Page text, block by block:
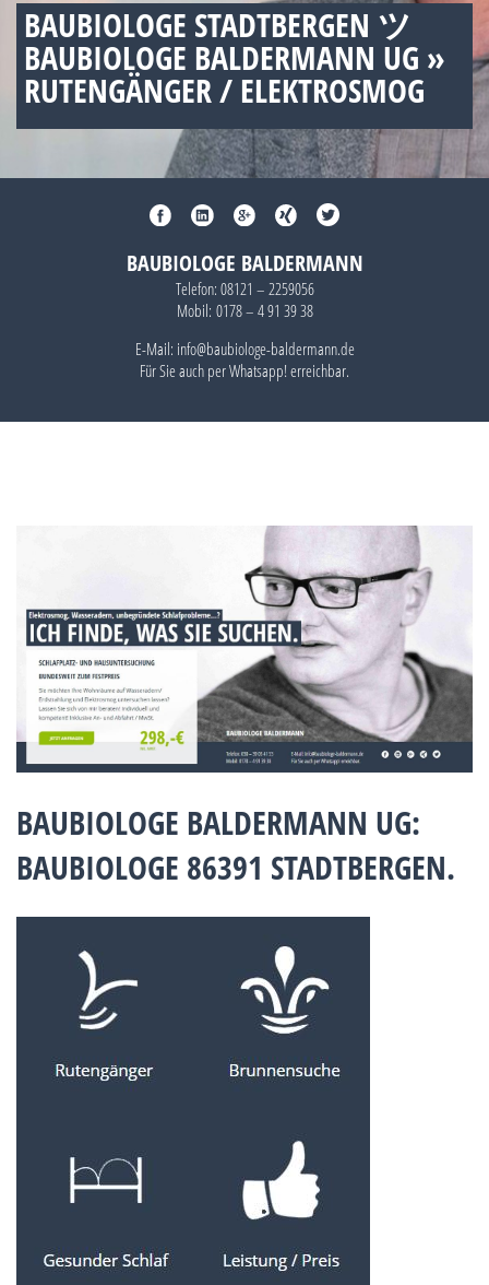
BAUBIOLOGE STADTBERGEN ツ
BAUBIOLOGE BALDERMANN UG »
RUTENGÄNGER / ELEKTROSMOG
BAUBIOLOGE BALDERMANN
Telefon: 08121 – 2259056
Mobil: 0178 – 4 91 39 38
E-Mail: info@baubiologe-baldermann.de
Für Sie auch perWhatsapp!erreichbar.
BAUBIOLOGE BALDERMANN UG:
BAUBIOLOGE 86391 STADTBERGEN.